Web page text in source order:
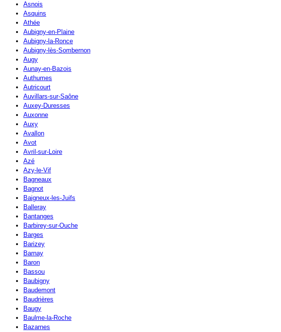
Asnois
Asquins
Athée
Aubigny-en-Plaine
Aubigny-la-Ronce
Aubigny-lès-Sombernon
Augy
Aunay-en-Bazois
Authumes
Autricourt
Auvillars-sur-Saône
Auxey-Duresses
Auxonne
Auxy
Avallon
Avot
Avril-sur-Loire
Azé
Azy-le-Vif
Bagneaux
Bagnot
Baigneux-les-Juifs
Balleray
Bantanges
Barbirey-sur-Ouche
Barges
Barizey
Barnay
Baron
Bassou
Baubigny
Baudemont
Baudrières
Baugy
Baulme-la-Roche
Bazarnes